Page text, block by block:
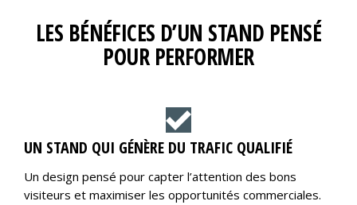
LES BÉNÉFICES D’UN STAND PENSÉ
POUR PERFORMER
UN STAND QUI GÉNÈRE DU TRAFIC QUALIFIÉ
Un design pensé pour capter l’attention des bons
visiteurs et maximiser les opportunités commerciales.